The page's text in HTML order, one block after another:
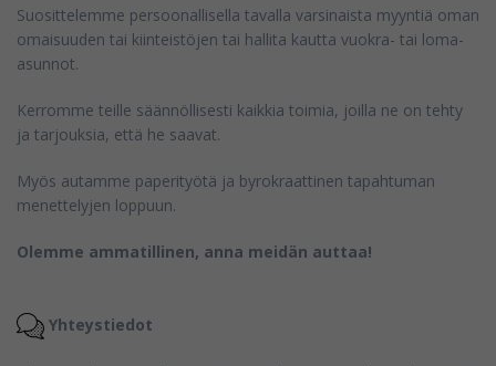
Suosittelemme persoonallisella tavalla varsinaista myyntiä oman
omaisuuden tai kiinteistöjen tai hallita kautta vuokra- tai loma-
asunnot.
Kerromme teille säännöllisesti kaikkia toimia, joilla ne on tehty
ja tarjouksia, että he saavat.
Myös autamme paperityötä ja byrokraattinen tapahtuman
menettelyjen loppuun.
Olemme ammatillinen, anna meidän auttaa!
Yhteystiedot